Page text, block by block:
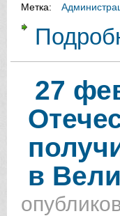
Метка:
27
в